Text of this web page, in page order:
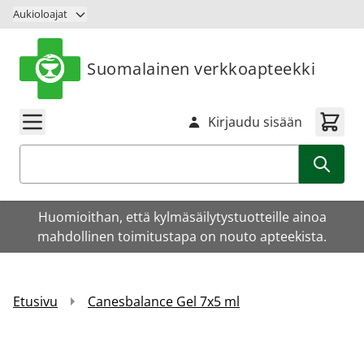
Siirry sisältöön
Aukioloajat
Suomalainen verkkoapteekki
Kirjaudu sisään
Huomioithan, että kylmäsäilytystuotteille ainoa
mahdollinen toimitustapa on nouto apteekista.
Etusivu Canesbalance Gel 7x5 ml